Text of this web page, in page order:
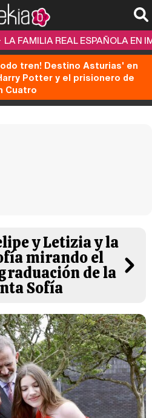
LA FAMILIA REAL ESPAÑOLA EN
tren! Destino Asturias' en
Potter y el prisionero de
Cuatro
y Letizia y la
mirando el
de la
Sofía